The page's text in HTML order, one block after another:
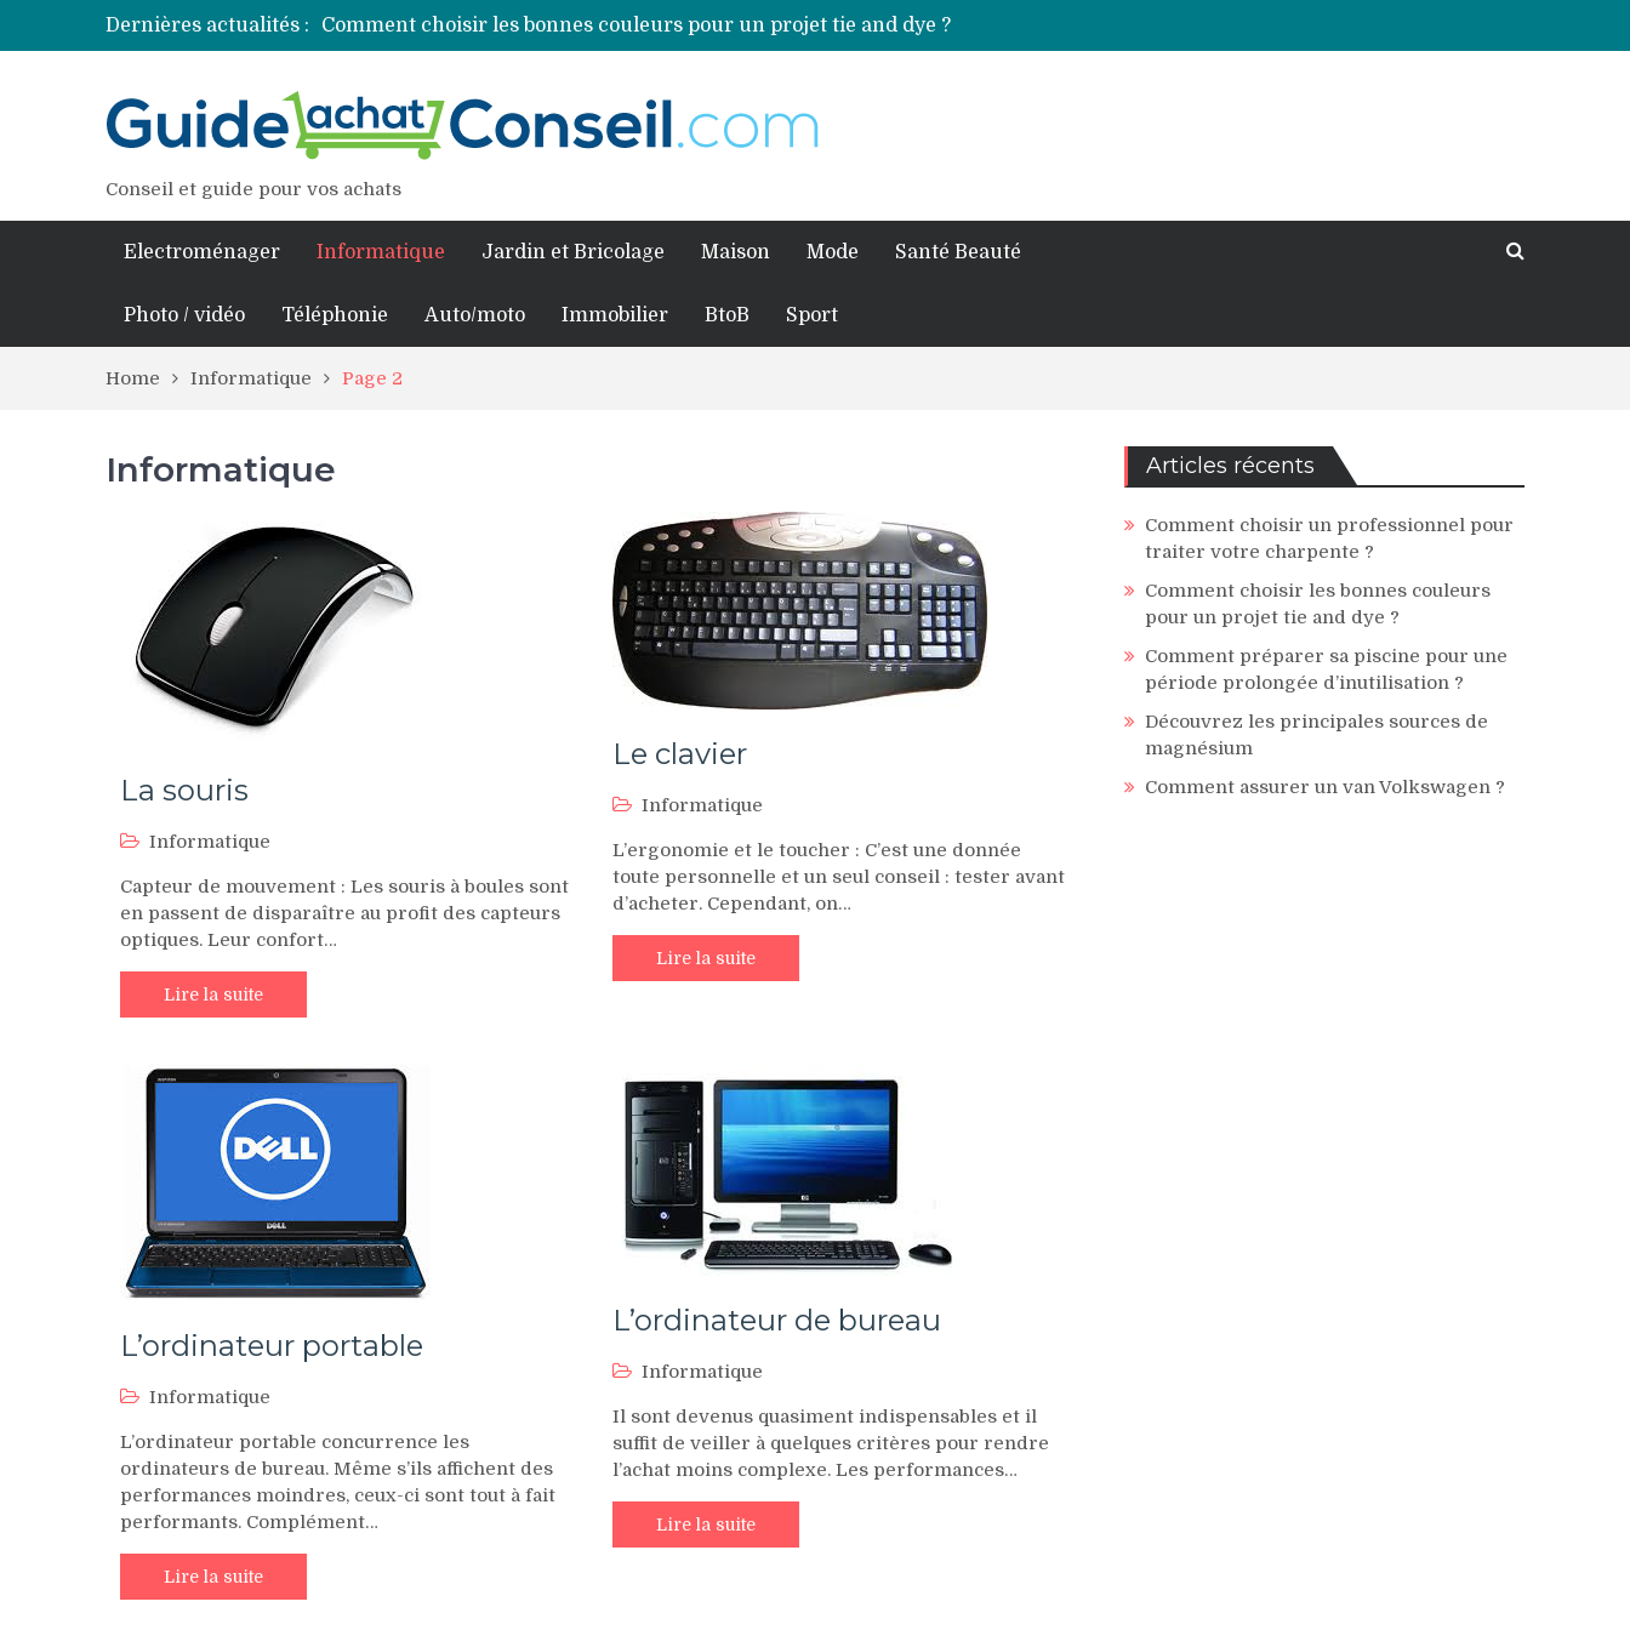
Dernières actualités :
Comment choisir les bonnes couleurs pour un projet tie and dye ?
Comment préparer sa piscine pour une période prolongée d’inutilisation ?
Comment assurer un van Volkswagen ?
Comment choisir un professionnel pour traiter votre charpente ?
Conseil et guide pour vos achats
Electroménager Informatique Jardin et Bricolage Maison Mode Santé Beauté
Photo / vidéo Téléphonie Auto/moto Immobilier BtoB Sport
Home Informatique Page 2
Informatique
La souris
Informatique
Capteur de mouvement : Les souris à boules sont
en passent de disparaître au profit des capteurs
optiques. Leur confort…
Lire la suite
Le clavier
Informatique
L’ergonomie et le toucher : C’est une donnée
toute personnelle et un seul conseil : tester avant
d’acheter. Cependant, on…
Lire la suite
L’ordinateur portable
Informatique
L’ordinateur portable concurrence les
ordinateurs de bureau. Même s’ils affichent des
performances moindres, ceux-ci sont tout à fait
performants. Complément…
Lire la suite
L’ordinateur de bureau
Informatique
Il sont devenus quasiment indispensables et il
suffit de veiller à quelques critères pour rendre
l’achat moins complexe. Les performances…
Lire la suite
Articles récents
Comment choisir un professionnel pour
traiter votre charpente ?
Comment choisir les bonnes couleurs
pour un projet tie and dye ?
Comment préparer sa piscine pour une
période prolongée d’inutilisation ?
Découvrez les principales sources de
magnésium
Comment assurer un van Volkswagen ?